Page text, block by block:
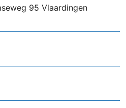
95 Vlaardingen